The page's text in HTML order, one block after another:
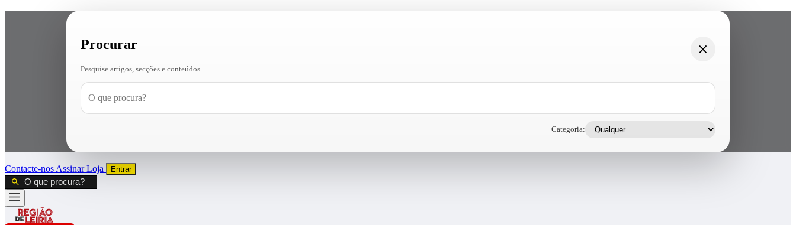
Procurar
Pesquise artigos, secções e conteúdos
Categoria:
Contacte-nos AssinarLoja Entrar